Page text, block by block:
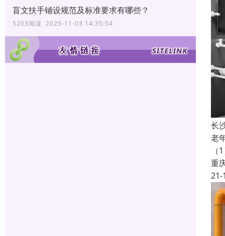
盲文扶手铺设规范及标准要求有哪些？
5203阅读 2025-11-03 14:35:54
长
老
重
21-